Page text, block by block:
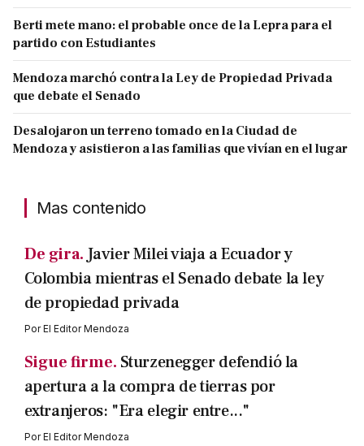
Berti mete mano: el probable once de la Lepra para el
partido con Estudiantes
Mendoza marchó contra la Ley de Propiedad Privada
que debate el Senado
Desalojaron un terreno tomado en la Ciudad de
Mendoza y asistieron a las familias que vivían en el lugar
Mas contenido
De gira. Javier Milei viaja a Ecuador y
Colombia mientras el Senado debate la ley
de propiedad privada
PorEl Editor Mendoza
Sigue firme. Sturzenegger defendió la
apertura a la compra de tierras por
extranjeros: "Era elegir entre..."
PorEl Editor Mendoza